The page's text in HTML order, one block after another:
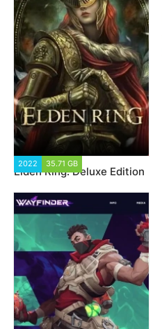
2022 35.71 GB
Elden Ring: Deluxe Edition